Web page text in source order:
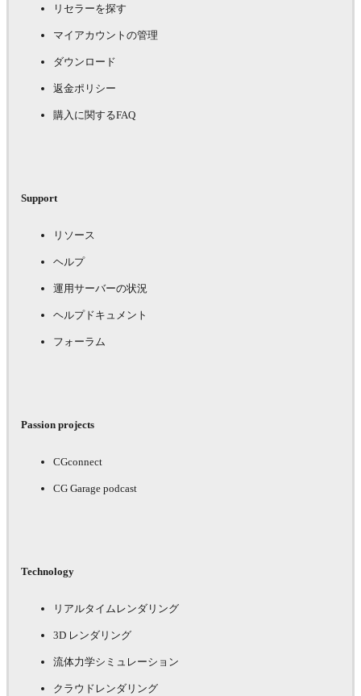
リセラーを探す
マイアカウントの管理
ダウンロード
返金ポリシー
購入に関するFAQ
Support
リソース
ヘルプ
運用サーバーの状況
ヘルプドキュメント
フォーラム
Passion projects
CGconnect
CG Garage podcast
Technology
リアルタイムレンダリング
3D レンダリング
流体力学シミュレーション
クラウドレンダリング